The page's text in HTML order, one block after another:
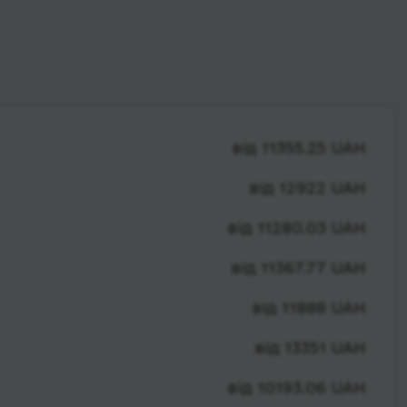
від 11355.25 UAH
від 12922 UAH
від 11280.03 UAH
від 11367.77 UAH
від 11888 UAH
від 13351 UAH
від 10193.06 UAH